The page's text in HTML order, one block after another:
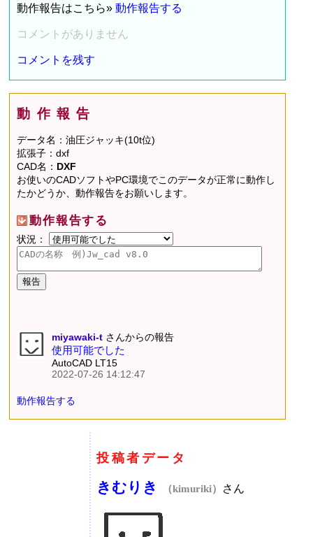
動作報告はこちら»動作報告する
コメントがありません
コメントを残す
動作報告
データ名：油圧ジャッキ(10t位)
拡張子：dxf
CAD名： DXF
お使いのCADソフトやPC環境でこのデータが正常に動作し
たかどうか、動作報告をお願いします。
動作報告する
状況：
miyawaki-t さんからの報告
使用可能でした
AutoCAD LT15
2022-07-26 14:12:47
動作報告する
投稿者データ
きむりき （kimuriki） さん